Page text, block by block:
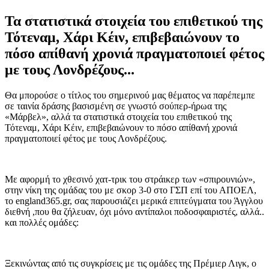
Τα στατιστικά στοιχεία του επιθετικού της
Τότεναμ, Χάρι Κέιν, επιβεβαιώνουν το
πόσο απίθανή χρονιά πραγματοποιεί φέτος
με τους Λονδρέζους...
Θα μπορούσε ο τίτλος του σημερινού μας θέματος να παρέπεμπε
σε ταινία δράσης βασισμένη σε γνωστό σούπερ-ήρωα της
«Μάρβελ», αλλά τα στατιστικά στοιχεία του επιθετικού της
Τότεναμ, Χάρι Κέιν, επιβεβαιώνουν το πόσο απίθανή χρονιά
πραγματοποιεί φέτος με τους Λονδρέζους.
Με αφορμή το χθεσινό χατ-τρικ του στράικερ των «σπιρουνιών»,
στην νίκη της ομάδας του με σκορ 3-0 στο ΓΣΠ επί του ΑΠΟΕΛ,
το england365.gr, σας παρουσιάζει μερικά επιτεύγματα του Άγγλου
διεθνή ,που θα ζήλευαν, όχι μόνο αντίπαλοι ποδοσφαιριστές, αλλά..
και πολλές ομάδες:
Ξεκινώντας από τις συγκρίσεις με τις ομάδες της Πρέμιερ Λιγκ, ο